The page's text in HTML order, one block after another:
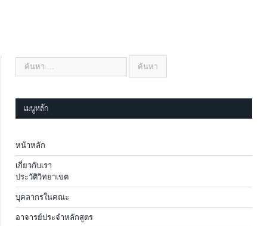
เมนูหลัก
หน้าหลัก
เกี่ยวกับเรา
ประวัติวิทยาเขต
บุคลากรในคณะ
อาจารย์ประจำหลักสูตร